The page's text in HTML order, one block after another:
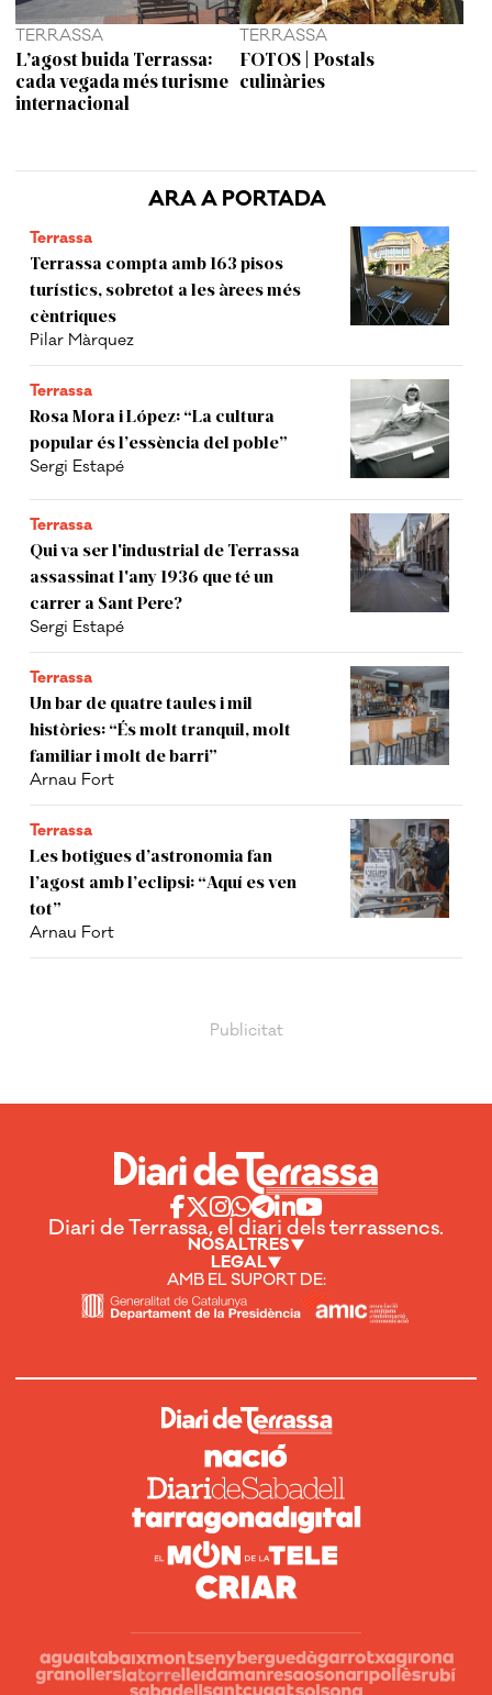
ARA A PORTADA
Terrassa
Terrassa compta amb 163 pisos
turístics, sobretot a les àrees més
cèntriques
Pilar Màrquez
Terrassa
Rosa Mora i López: “La cultura
popular és l’essència del poble”
Sergi Estapé
Terrassa
Qui va ser l'industrial de Terrassa
assassinat l'any 1936 que té un
carrer a Sant Pere?
Sergi Estapé
Terrassa
Un bar de quatre taules i mil
històries: “És molt tranquil, molt
familiar i molt de barri”
Arnau Fort
Terrassa
Les botigues d’astronomia fan
l’agost amb l’eclipsi: “Aquí es ven
tot”
Arnau Fort
TERRASSA
L’agost buida Terrassa:
cada vegada més turisme
internacional
TERRASSA
FOTOS | Postals
culinàries
Diari de Terrassa, el diari dels terrassencs.
NOSALTRES
LEGAL
AMB EL SUPORT DE: